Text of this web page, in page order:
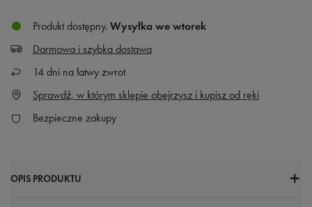
Produkt dostępny Wysyłka we wtorek
Darmowa i szybka dostawa
14 dni na łatwy zwrot
Sprawdź, w którym sklepie obejrzysz i kupisz od ręki
Bezpieczne zakupy
OPIS PRODUKTU